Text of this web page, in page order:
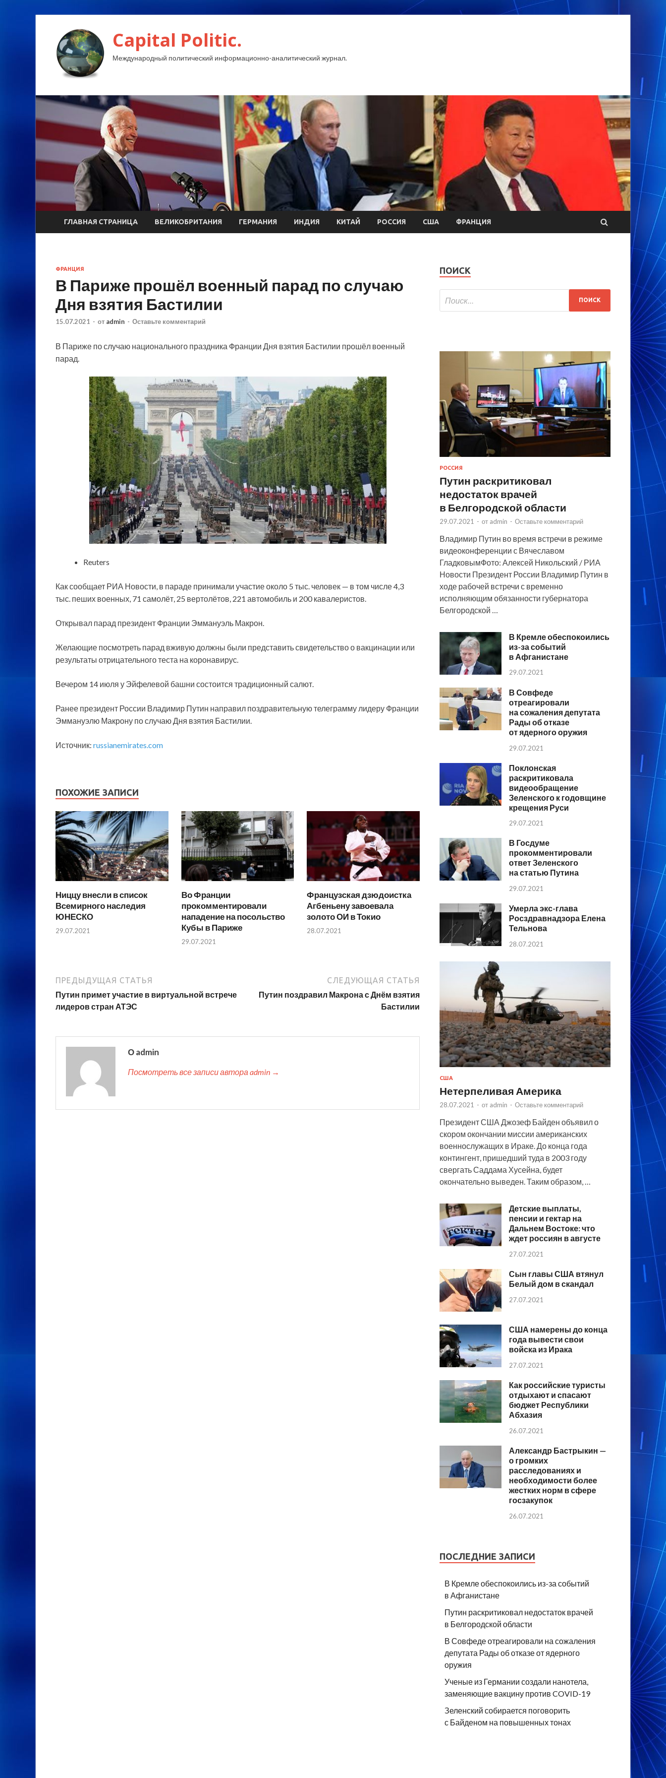
Capital Politic.
Международный политический информационно-аналитический журнал.
ГЛАВНАЯ СТРАНИЦА ВЕЛИКОБРИТАНИЯ ГЕРМАНИЯ ИНДИЯ КИТАЙ РОССИЯ США ФРАНЦИЯ
ФРАНЦИЯ
В Париже прошёл военный парад по случаю
Дня взятия Бастилии
15.07.2021 - от admin - Оставьте комментарий
В Париже по случаю национального праздника Франции Дня взятия Бастилии прошёл военный
парад.
Reuters
Как сообщает РИА Новости, в параде принимали участие около 5 тыс. человек — в том числе 4,3
тыс. пеших военных, 71 самолёт, 25 вертолётов, 221 автомобиль и 200 кавалеристов.
Открывал парад президент Франции Эммануэль Макрон.
Желающие посмотреть парад вживую должны были представить свидетельство о вакцинации или
результаты отрицательного теста на коронавирус.
Вечером 14 июля у Эйфелевой башни состоится традиционный салют.
Ранее президент России Владимир Путин направил поздравительную телеграмму лидеру Франции
Эммануэлю Макрону по случаю Дня взятия Бастилии.
Источник: russianemirates.com
ПОХОЖИЕ ЗАПИСИ
Ниццу внесли в список
Всемирного наследия
ЮНЕСКО
29.07.2021
Во Франции
прокомментировали
нападение на посольство
Кубы в Париже
29.07.2021
Французская дзюдоистка
Агбеньену завоевала
золото ОИ в Токио
28.07.2021
ПРЕДЫДУЩАЯ СТАТЬЯ
Путин примет участие в виртуальной встрече
лидеров стран АТЭС
СЛЕДУЮЩАЯ СТАТЬЯ
Путин поздравил Макрона с Днём взятия
Бастилии
О admin
Посмотреть все записи автора admin →
ПОИСК
РОССИЯ
Путин раскритиковал
недостаток врачей
в Белгородской области
29.07.2021 - от admin - Оставьте комментарий
Владимир Путин во время встречи в режиме
видеоконференции с Вячеславом
ГладковымФото: Алексей Никольский / РИА
Новости Президент России Владимир Путин в
ходе рабочей встречи с временно
исполняющим обязанности губернатора
Белгородской …
В Кремле обеспокоились
из-за событий
в Афганистане
29.07.2021
В Совфеде
отреагировали
на сожаления депутата
Рады об отказе
от ядерного оружия
29.07.2021
Поклонская
раскритиковала
видеообращение
Зеленского к годовщине
крещения Руси
29.07.2021
В Госдуме
прокомментировали
ответ Зеленского
на статью Путина
29.07.2021
Умерла экс-глава
Росздравнадзора Елена
Тельнова
28.07.2021
США
Нетерпеливая Америка
28.07.2021 - от admin - Оставьте комментарий
Президент США Джозеф Байден объявил о
скором окончании миссии американских
военнослужащих в Ираке. До конца года
контингент, пришедший туда в 2003 году
свергать Саддама Хусейна, будет
окончательно выведен. Таким образом, …
Детские выплаты,
пенсии и гектар на
Дальнем Востоке: что
ждет россиян в августе
27.07.2021
Сын главы США втянул
Белый дом в скандал
27.07.2021
США намерены до конца
года вывести свои
войска из Ирака
27.07.2021
Как российские туристы
отдыхают и спасают
бюджет Республики
Абхазия
26.07.2021
Александр Бастрыкин —
о громких
расследованиях и
необходимости более
жестких норм в сфере
госзакупок
26.07.2021
ПОСЛЕДНИЕ ЗАПИСИ
В Кремле обеспокоились из-за событий
в Афганистане
Путин раскритиковал недостаток врачей
в Белгородской области
В Совфеде отреагировали на сожаления
депутата Рады об отказе от ядерного
оружия
Ученые из Германии создали нанотела,
заменяющие вакцину против COVID-19
Зеленский собирается поговорить
с Байденом на повышенных тонах